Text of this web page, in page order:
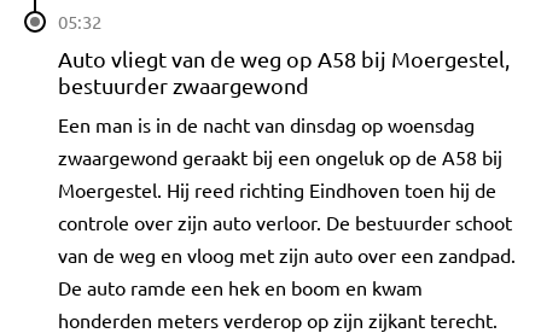
05:32
Auto vliegt van de weg op A58 bij Moergestel,
bestuurder zwaargewond
Een man is in de nacht van dinsdag op woensdag
zwaargewond geraakt bij een ongeluk op de A58 bij
Moergestel. Hij reed richting Eindhoven toen hij de
controle over zijn auto verloor. De bestuurder schoot
van de weg en vloog met zijn auto over een zandpad.
De auto ramde een hek en boom en kwam
honderden meters verderop op zijn zijkant terecht.